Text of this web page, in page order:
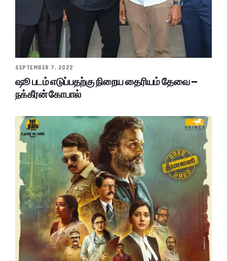
SEPTEMBER 7, 2022
ஷூ படம் எடுப்பதற்கு நிறைய தைரியம் தேவை –
நக்கீரன் கோபால்